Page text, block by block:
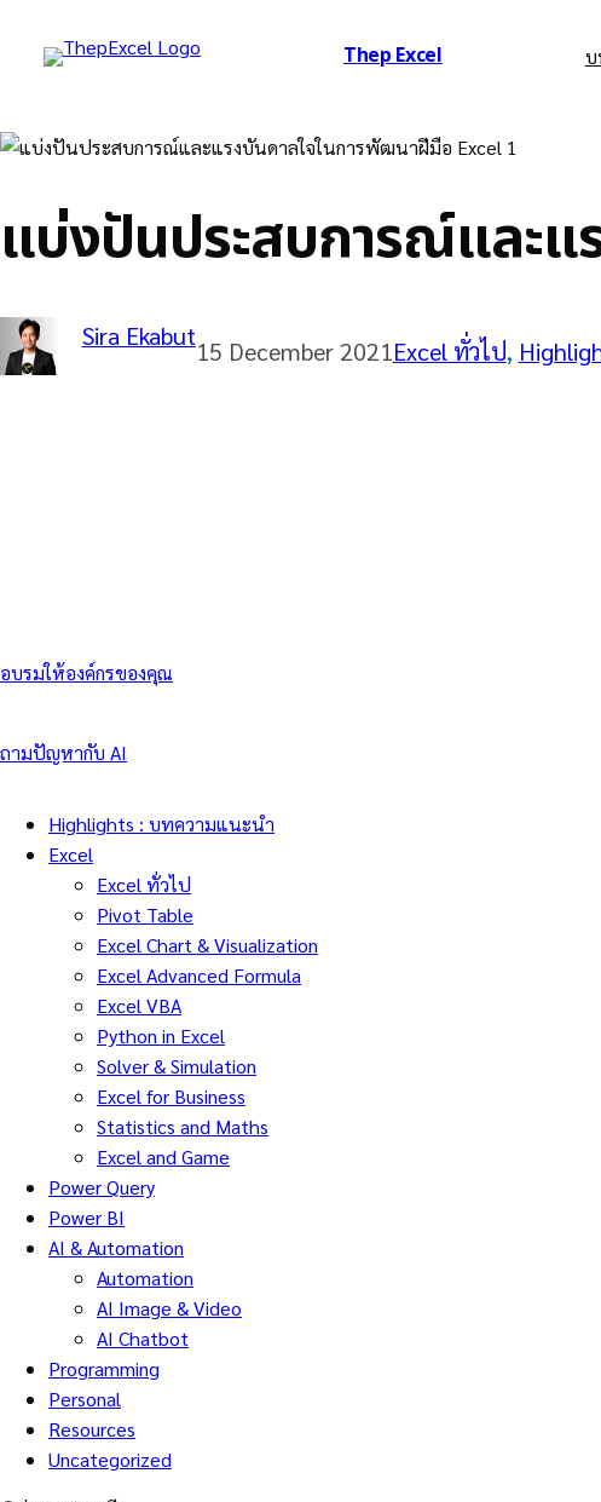
Thep Excel บ
แบ่งปันประสบการณ์และ
Sira Ekabut15 December 2021Excel ทั่วไป,
อบรมให้องค์กรของคุณ
ถามปัญหากับ AI
Highlights : บทความแนะนำ
Excel
Excel ทั่วไป
Pivot Table
Excel Chart & Visualization
Excel Advanced Formula
Excel VBA
Python in Excel
Solver & Simulation
Excel for Business
Statistics and Maths
Excel and Game
Power Query
Power BI
AI & Automation
Automation
AI Image & Video
AI Chatbot
Programming
Personal
Resources
Uncategorized